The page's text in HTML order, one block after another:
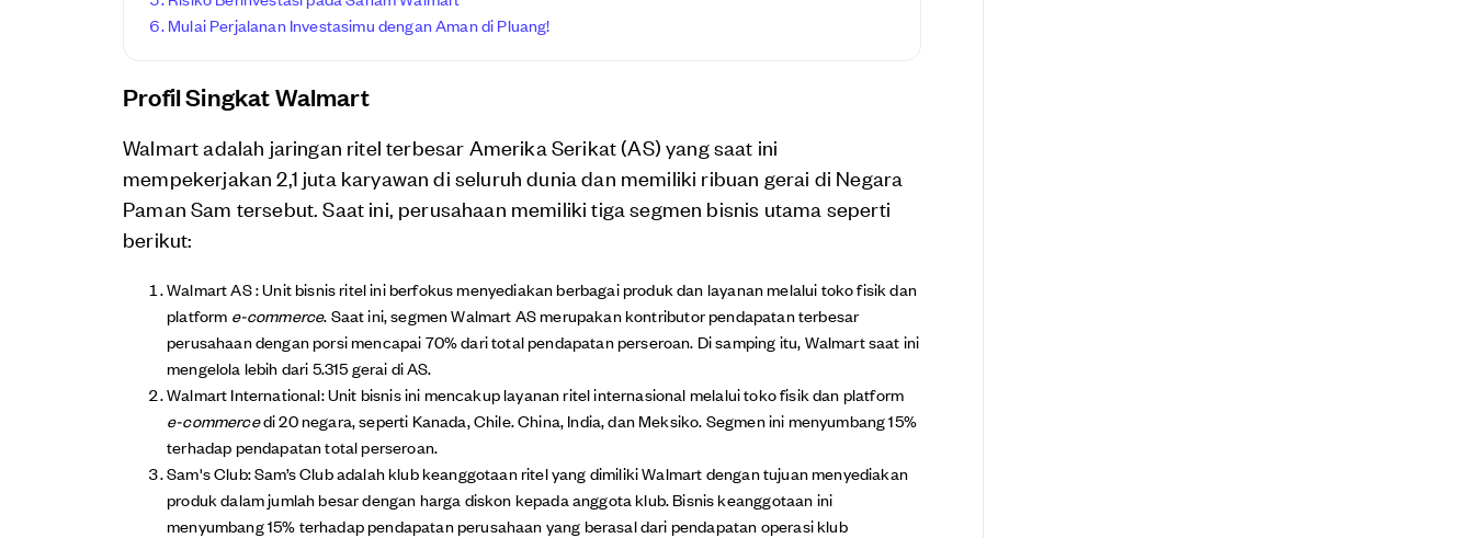
Mulai Perjalanan Investasimu dengan Aman di Pluang!
Profil Singkat Walmart
Walmart adalah jaringan ritel terbesar Amerika Serikat (AS) yang saat ini
mempekerjakan 2,1 juta karyawan di seluruh dunia dan memiliki ribuan gerai di Negara
Paman Sam tersebut. Saat ini, perusahaan memiliki tiga segmen bisnis utama seperti
berikut:
Walmart AS : Unit bisnis ritel ini berfokus menyediakan berbagai produk dan layanan melalui toko fisik dan
platform e-commerce. Saat ini, segmen Walmart AS merupakan kontributor pendapatan terbesar
perusahaan dengan porsi mencapai 70% dari total pendapatan perseroan. Di samping itu, Walmart saat ini
mengelola lebih dari 5.315 gerai di AS.
Walmart International: Unit bisnis ini mencakup layanan ritel internasional melalui toko fisik dan platform
e-commercedi 20 negara, seperti Kanada, Chile. China, India, dan Meksiko. Segmen ini menyumbang 15%
terhadap pendapatan total perseroan.
Sam's Club: Sam’s Club adalah klub keanggotaan ritel yang dimiliki Walmart dengan tujuan menyediakan
produk dalam jumlah besar dengan harga diskon kepada anggota klub. Bisnis keanggotaan ini
menyumbang 15% terhadap pendapatan perusahaan yang berasal dari pendapatan operasi klub